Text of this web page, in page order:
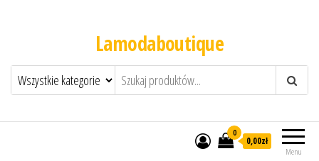
Lamodaboutique
Menu
0
0,00zł